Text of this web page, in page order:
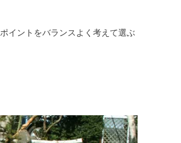
イントをバランスよく考えて選ぶ